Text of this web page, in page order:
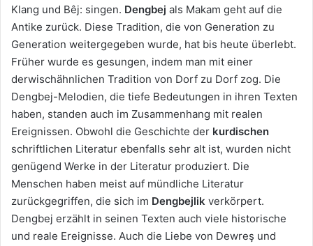
Klang und Bêj: singen. Dengbej als Makam geht auf die
Antike zurück. Diese Tradition, die von Generation zu
Generation weitergegeben wurde, hat bis heute überlebt.
Früher wurde es gesungen, indem man mit einer
derwischähnlichen Tradition von Dorf zu Dorf zog. Die
Dengbej-Melodien, die tiefe Bedeutungen in ihren Texten
haben, standen auch im Zusammenhang mit realen
Ereignissen. Obwohl die Geschichte der kurdischen
schriftlichen Literatur ebenfalls sehr alt ist, wurden nicht
genügend Werke in der Literatur produziert. Die
Menschen haben meist auf mündliche Literatur
zurückgegriffen, die sich im Dengbejlik verkörpert.
Dengbej erzählt in seinen Texten auch viele historische
und reale Ereignisse. Auch die Liebe von Dewreş und